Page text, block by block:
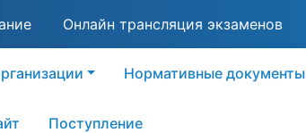
Онлайн трансляция экзаменов
Нормативные документы
Поступление